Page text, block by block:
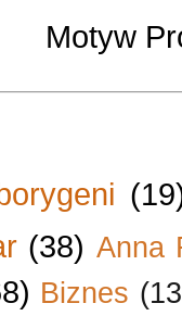
Motyw
(38) Anna
Biznes